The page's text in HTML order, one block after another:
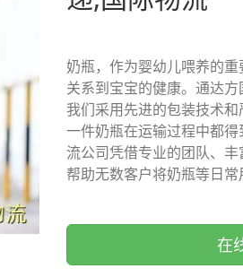
奶瓶，作为婴幼儿喂养的
关系到宝宝的健康。通达方
我们采用先进的包装技术
一件奶瓶在运输过程中都
流公司凭借专业的团队、
帮助无数客户将奶瓶等日常
在